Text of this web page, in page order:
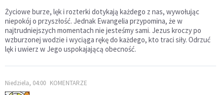
Życiowe burze, lęk i rozterki dotykają każdego z nas, wywołując
niepokój o przyszłość. Jednak Ewangelia przypomina, że w
najtrudniejszych momentach nie jesteśmy sami. Jezus kroczy po
wzburzonej wodzie i wyciąga rękę do każdego, kto traci siły. Odrzuć
lęk i uwierz w Jego uspokajającą obecność.
Niedziela, 04:00 KOMENTARZE